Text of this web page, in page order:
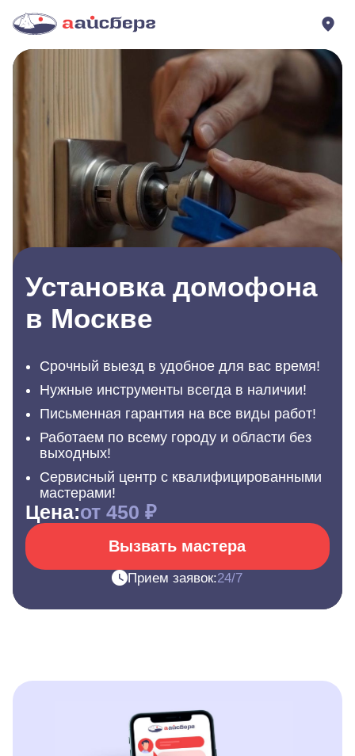
Установка домофона
в Москве
Срочный выезд в удобное для вас время!
Нужные инструменты всегда в наличии!
Письменная гарантия на все виды работ!
Работаем по всему городу и области без
выходных!
Сервисный центр с квалифицированными
мастерами!
Цена:от 450 ₽
Вызвать мастера
Прием заявок:24/7